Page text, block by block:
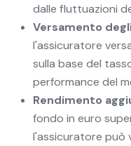
dalle fluttuazioni
Versamento
l'assicuratore
sulla base del
performance del
Rendimento
fondo in euro
l'assicuratore può